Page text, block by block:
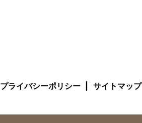
プライバシーポリシー サイトマップ